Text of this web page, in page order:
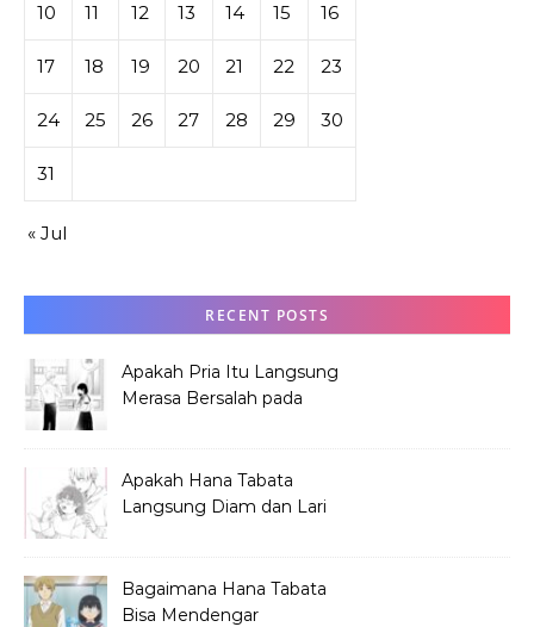
10 11 12 13 14 15 16
17 18 19 20 21 22 23
24 25 26 27 28 29 30
31
« Jul
RECENT POSTS
Apakah Pria Itu Langsung
Merasa Bersalah pada
Apakah Hana Tabata
Langsung Diam dan Lari
Bagaimana Hana Tabata
Bisa Mendengar